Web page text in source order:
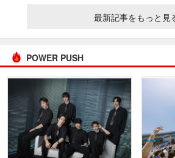
最新記事をもっと見
POWER PUSH